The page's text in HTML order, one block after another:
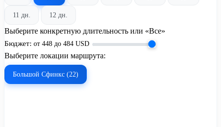
11 дн. 12 дн.
Выберите конкретную длительность или «Все»
Бюджет: от 448 до 484 USD
Выберите локации маршрута:
Большой Сфинкс (22)